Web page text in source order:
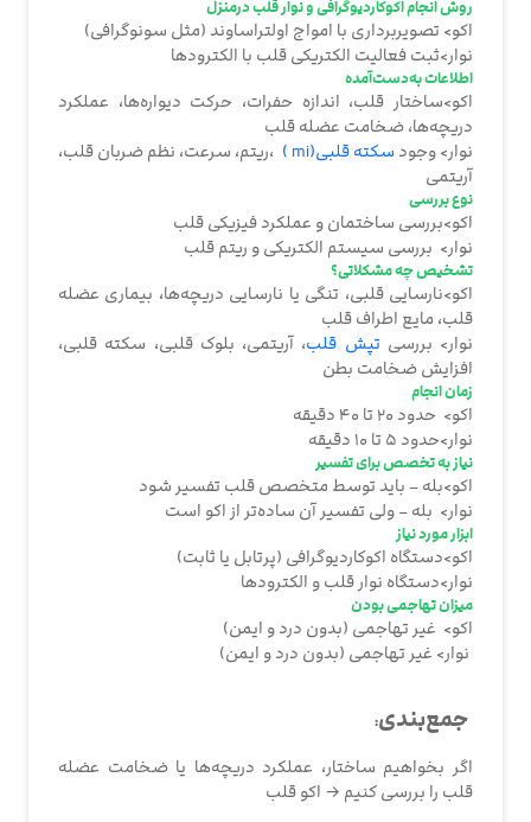
روش انجام اکوکاردیوگرافی و نوار قلب درمنزل
اکو> تصویربرداری با امواج اولتراساوند (مثل سونوگرافی)
نوار>ثبت فعالیت الکتریکی قلب با الکترودها
اطلاعات به‌دست‌آمده
اکو>ساختار قلب، اندازه حفرات، حرکت دیواره‌ها، عملکرد
دریچه‌ها، ضخامت عضله قلب
نوار> وجود سکته قلبی(mi )
،ریتم، سرعت، نظم ضربان قلب،
آریتمی
نوع بررسی
اکو>بررسی ساختمان و عملکرد فیزیکی قلب
نوار> بررسی سیستم الکتریکی و ریتم قلب
تشخیص چه مشکلاتی؟
اکو>نارسایی قلبی، تنگی یا نارسایی دریچه‌ها، بیماری عضله
قلب، مایع اطراف قلب
نوار> بررسیتپش قلب، آریتمی، بلوک قلبی، سکته قلبی،
افزایش ضخامت بطن
زمان انجام
اکو> حدود ۲۰ تا ۴۰ دقیقه
نوار>حدود ۵ تا ۱۰ دقیقه
نیاز به تخصص برای تفسیر
اکو>بله – باید توسط متخصص قلب تفسیر شود
نوار> بله – ولی تفسیر آن ساده‌تر از اکو است
ابزار مورد نیاز
اکو>دستگاه اکوکاردیوگرافی (پرتابل یا ثابت)
نوار>دستگاه نوار قلب و الکترودها
میزان تهاجمی بودن
اکو> غیر تهاجمی (بدون درد و ایمن)
نوار> غیر تهاجمی (بدون درد و ایمن)
جمع‌بندی:
اگر بخواهیم ساختار، عملکرد دریچه‌ها یا ضخامت عضله
قلب را بررسی کنیم → اکو قلب